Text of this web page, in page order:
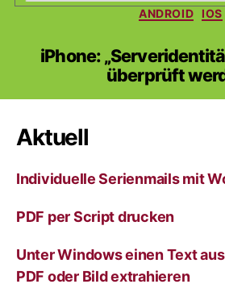
ANDROID IOS
iPhone:
überprüft
Aktuell
Individuelle Serienmails mit
PDF per Script drucken
Unter Windows einen Text
PDF oder Bild extrahieren